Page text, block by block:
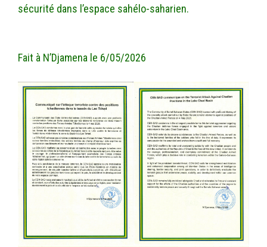
sécurité dans l’espace sahélo-saharien.
Fait à N’Djamena le 6/05/2026